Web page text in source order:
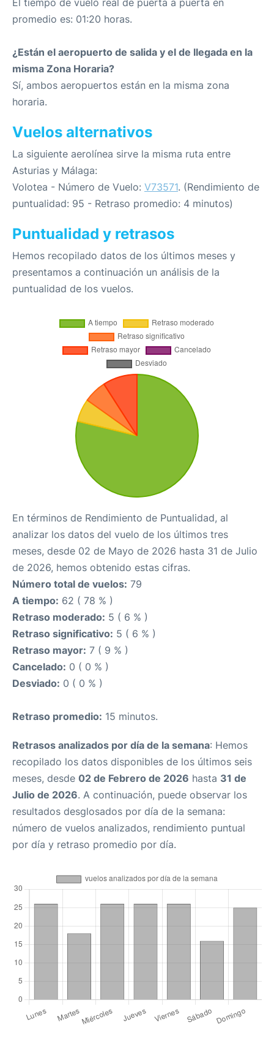
El tiempo de vuelo real de puerta a puerta en
promedio es: 01:20 horas.
¿Están el aeropuerto de salida y el de llegada en la
misma Zona Horaria?
Sí, ambos aeropuertos están en la misma zona
horaria.
Vuelos alternativos
La siguiente aerolínea sirve la misma ruta entre
Asturias y Málaga:
Volotea - Número de Vuelo: V73571. (Rendimiento de
puntualidad: 95 - Retraso promedio: 4 minutos)
Puntualidad y retrasos
Hemos recopilado datos de los últimos meses y
presentamos a continuación un análisis de la
puntualidad de los vuelos.
En términos de Rendimiento de Puntualidad, al
analizar los datos del vuelo de los últimos tres
meses, desde 02 de Mayo de 2026 hasta 31 de Julio
de 2026, hemos obtenido estas cifras.
Número total de vuelos: 79
A tiempo: 62 ( 78 % )
Retraso moderado: 5 ( 6 % )
Retraso significativo: 5 ( 6 % )
Retraso mayor: 7 ( 9 % )
Cancelado: 0 ( 0 % )
Desviado: 0 ( 0 % )
Retraso promedio: 15 minutos.
Retrasos analizados por día de la semana: Hemos
recopilado los datos disponibles de los últimos seis
meses, desde 02 de Febrero de 2026 hasta 31 de
Julio de 2026. A continuación, puede observar los
resultados desglosados por día de la semana:
número de vuelos analizados, rendimiento puntual
por día y retraso promedio por día.